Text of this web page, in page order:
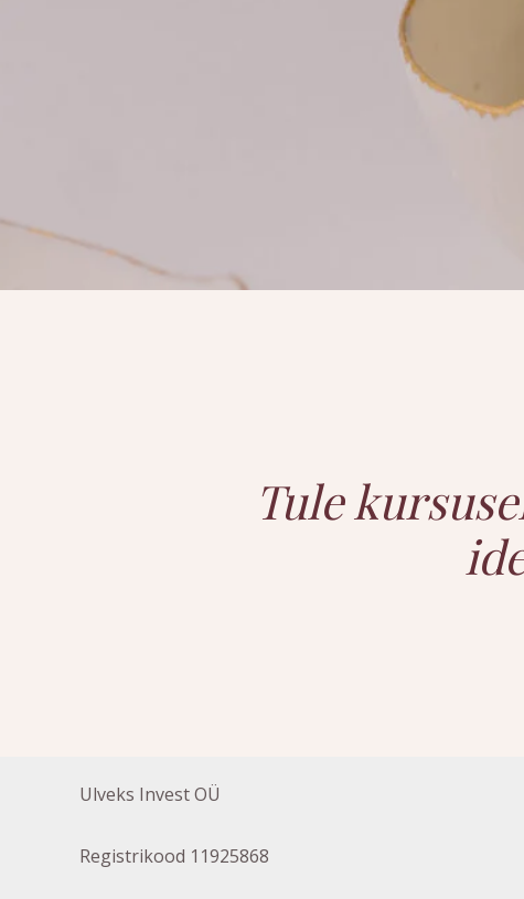
Tule
Ulveks Invest OÜ
Registrikood 11925868